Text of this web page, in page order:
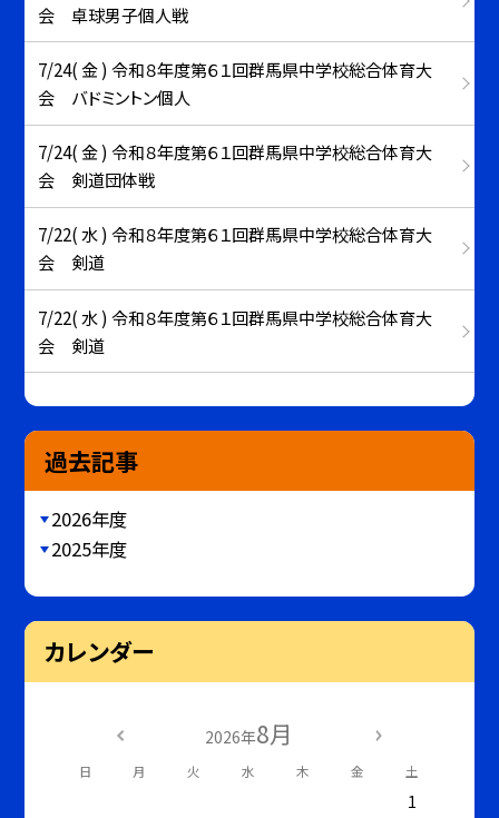
会 卓球男子個人戦
7/24( 金 ) 令和８年度第６１回群馬県中学校総合体育大
会 バドミントン個人
7/24( 金 ) 令和８年度第６１回群馬県中学校総合体育大
会 剣道団体戦
7/22( 水 ) 令和８年度第６１回群馬県中学校総合体育大
会 剣道
7/22( 水 ) 令和８年度第６１回群馬県中学校総合体育大
会 剣道
過去記事
2026年度
2025年度
カレンダー
2026年8月
日 月 火 水 木 金 土
1